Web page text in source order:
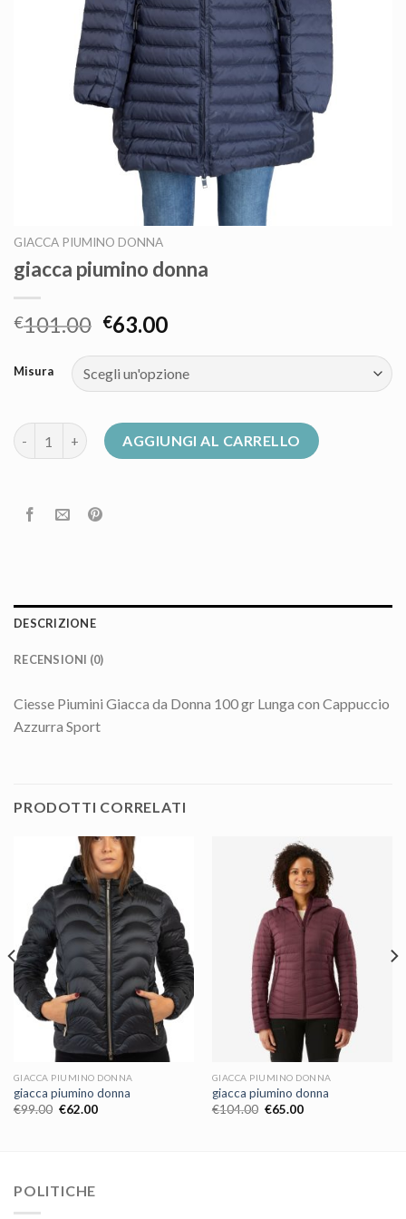
GIACCA PIUMINO DONNA
giacca piumino donna
€101.00 €63.00
Misura
giacca piumino donna quantitàAGGIUNGI AL CARRELLO
DESCRIZIONE
RECENSIONI (0)
Ciesse Piumini Giacca da Donna 100 gr Lunga con Cappuccio
Azzurra Sport
PRODOTTI CORRELATI
GIACCA PIUMINO DONNA
giacca piumino donna
€99.00 €62.00
GIACCA PIUMINO DONNA
giacca piumino donna
€104.00 €65.00
POLITICHE